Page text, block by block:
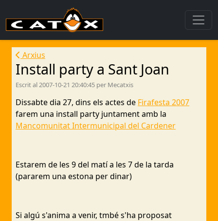
Arxius
Install party a Sant Joan
Escrit al 2007-10-21 20:40:45 per Mecatxis
Dissabte dia 27, dins els actes de Firafesta 2007
farem una install party juntament amb la
Mancomunitat Intermunicipal del Cardener
Estarem de les 9 del matí a les 7 de la tarda
(pararem una estona per dinar)
Si algú s'anima a venir, tmbé s'ha proposat